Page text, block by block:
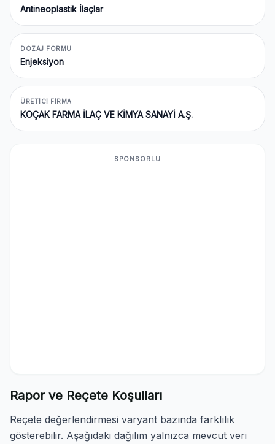
Antineoplastik İlaçlar
DOZAJ FORMU
Enjeksiyon
ÜRETICI FIRMA
KOÇAK FARMA İLAÇ VE KİMYA SANAYİ A.Ş.
SPONSORLU
Rapor ve Reçete Koşulları
Reçete değerlendirmesi varyant bazında farklılık
gösterebilir. Aşağıdaki dağılım yalnızca mevcut veri